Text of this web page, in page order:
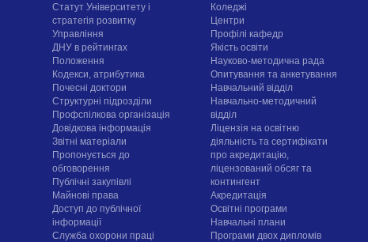
Статут Університету і
стратегія розвитку
Управління
ДНУ в рейтингах
Положення
Кодекси, атрибутика
Почесні доктори
Структурні підрозділи
Профспілкова організація
Довідкова інформація
Звітні матеріали
Пропонується до
обговорення
Публічні закупівлі
Майнові права
Доступ до публічної
інформації
Служба охорони праці
Коледжі
Центри
Профілі кафедр
Якість освіти
Науково-методична рада
Опитування та анкетування
Навчальний відділ
Навчально-методичний
відділ
Ліцензія на освітню
діяльність та сертифікати
про акредитацію,
ліцензований обсяг та
контингент
Акредитація
Освітні програми
Навчальні плани
Програми двох дипломів